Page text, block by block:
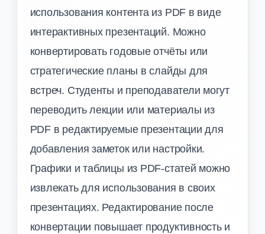
использования контента из PDF в виде
интерактивных презентаций. Можно
конвертировать годовые отчёты или
стратегические планы в слайды для
встреч. Студенты и преподаватели могут
переводить лекции или материалы из
PDF в редактируемые презентации для
добавления заметок или настройки.
Графики и таблицы из PDF-статей можно
извлекать для использования в своих
презентациях. Редактирование после
конвертации повышает продуктивность и